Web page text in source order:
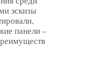
эскизы
панели –